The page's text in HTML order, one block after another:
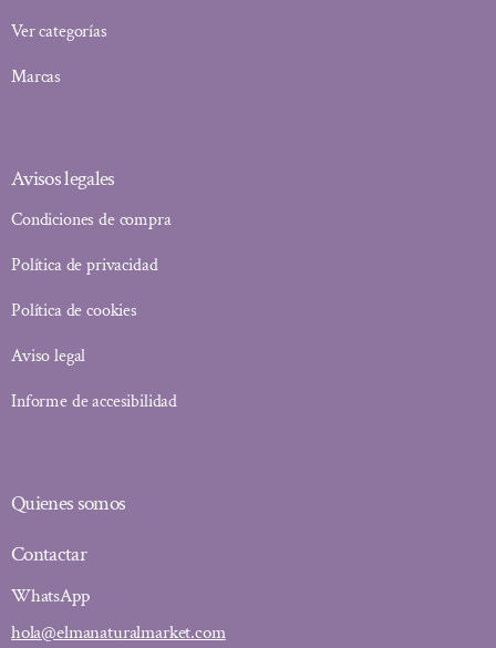
Ver categorías
Marcas
Avisos legales
Condiciones de compra
Política de privacidad
Política de cookies
Aviso legal
Informe de accesibilidad
Quienes somos
Contactar
WhatsApp
hola@elmanaturalmarket.com